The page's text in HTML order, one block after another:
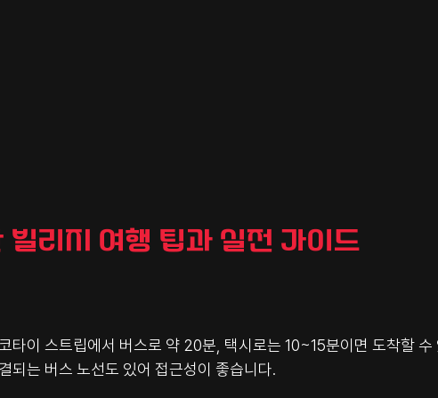
빌리지 여행 팁과 실전 가이드
타이 스트립에서 버스로 약 20분, 택시로는 10~15분이면 도착할 수
되는 버스 노선도 있어 접근성이 좋습니다.